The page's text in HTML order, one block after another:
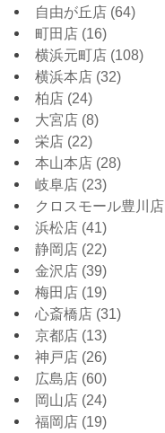
自由が丘店 (64)
町田店 (16)
横浜元町店 (108)
横浜本店 (32)
柏店 (24)
大宮店 (8)
栄店 (22)
本山本店 (28)
岐阜店 (23)
クロスモール豊川店
浜松店 (41)
静岡店 (22)
金沢店 (39)
梅田店 (19)
心斎橋店 (31)
京都店 (13)
神戸店 (26)
広島店 (60)
岡山店 (24)
福岡店 (19)